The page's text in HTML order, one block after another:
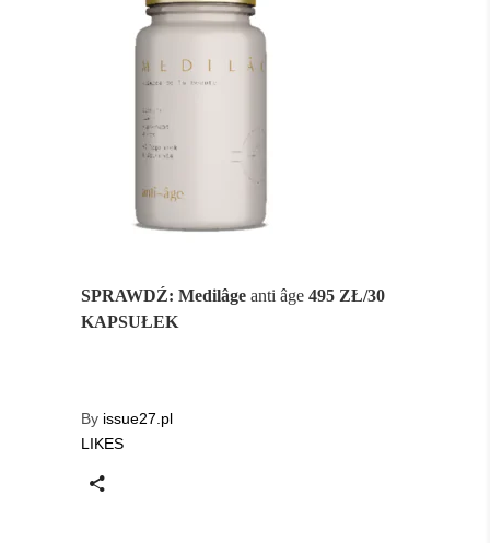
SPRAWDŹ: Medilâge anti âge 495 ZŁ/30
KAPSUŁEK
By issue27.pl
LIKES